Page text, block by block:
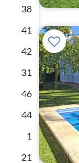
38
41
42
31
46
44
1
21